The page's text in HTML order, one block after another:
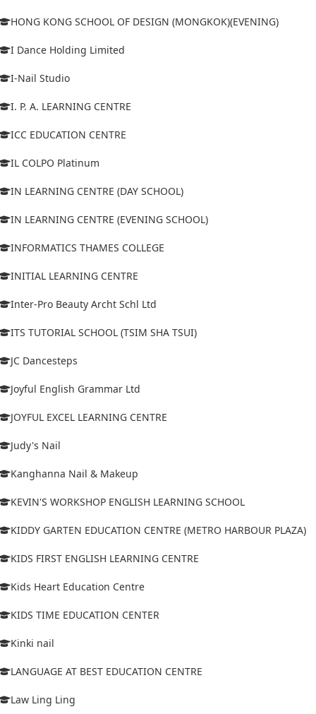
HONG KONG SCHOOL OF DESIGN (MONGKOK)(EVENING)
I Dance Holding Limited
I-Nail Studio
I. P. A. LEARNING CENTRE
ICC EDUCATION CENTRE
IL COLPO Platinum
IN LEARNING CENTRE (DAY SCHOOL)
IN LEARNING CENTRE (EVENING SCHOOL)
INFORMATICS THAMES COLLEGE
INITIAL LEARNING CENTRE
Inter-Pro Beauty Archt Schl Ltd
ITS TUTORIAL SCHOOL (TSIM SHA TSUI)
JC Dancesteps
Joyful English Grammar Ltd
JOYFUL EXCEL LEARNING CENTRE
Judy's Nail
Kanghanna Nail & Makeup
KEVIN'S WORKSHOP ENGLISH LEARNING SCHOOL
KIDDY GARTEN EDUCATION CENTRE (METRO HARBOUR PLAZA)
KIDS FIRST ENGLISH LEARNING CENTRE
Kids Heart Education Centre
KIDS TIME EDUCATION CENTER
Kinki nail
LANGUAGE AT BEST EDUCATION CENTRE
Law Ling Ling